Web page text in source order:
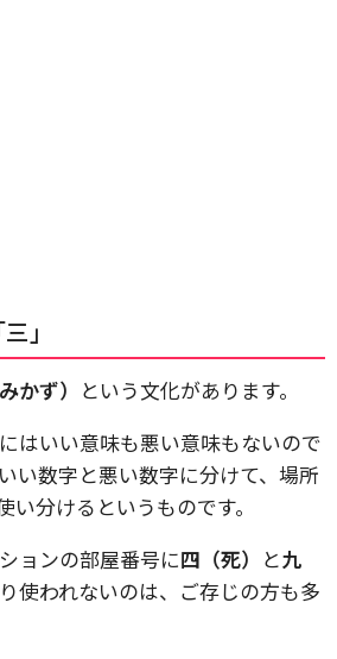
」
かず） という文化があります。
はいい意味も悪い意味もないので
い数字と悪い数字に分けて、場所
い分けるというものです。
ョンの部屋番号に四（死） と九
使われないのは、ご存じの方も多